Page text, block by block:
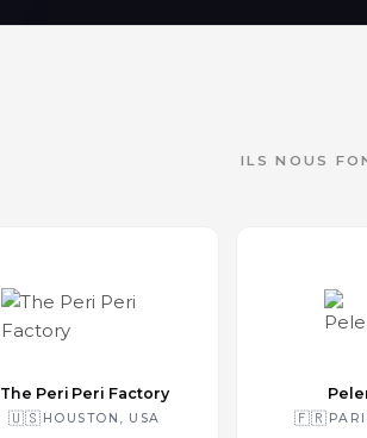
ILS NOUS
The Peri Peri Factory
🇺🇸 HOUSTON, USA 🇫🇷